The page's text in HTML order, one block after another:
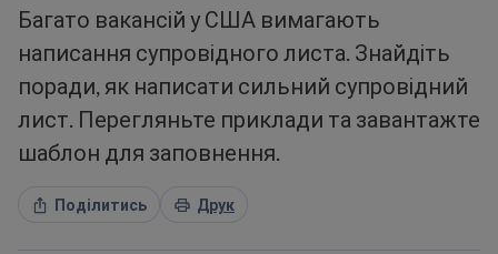
Багато вакансій у США вимагають
написання супровідного листа. Знайдіть
поради, як написати сильний супровідний
лист. Перегляньте приклади та завантажте
шаблон для заповнення.
Поділитись Друк